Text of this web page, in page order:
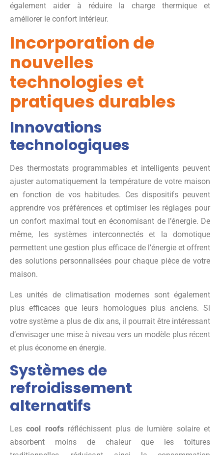
également aider à réduire la charge thermique et
améliorer le confort intérieur.
Incorporation de
nouvelles
technologies et
pratiques durables
Innovations
technologiques
Des thermostats programmables et intelligents peuvent
ajuster automatiquement la température de votre maison
en fonction de vos habitudes. Ces dispositifs peuvent
apprendre vos préférences et optimiser les réglages pour
un confort maximal tout en économisant de l’énergie. De
même, les systèmes interconnectés et la domotique
permettent une gestion plus efficace de l’énergie et offrent
des solutions personnalisées pour chaque pièce de votre
maison.
Les unités de climatisation modernes sont également
plus efficaces que leurs homologues plus anciens. Si
votre système a plus de dix ans, il pourrait être intéressant
d’envisager une mise à niveau vers un modèle plus récent
et plus économe en énergie.
Systèmes de
refroidissement
alternatifs
Lescool roofsréfléchissent plus de lumière solaire et
absorbent moins de chaleur que les toitures